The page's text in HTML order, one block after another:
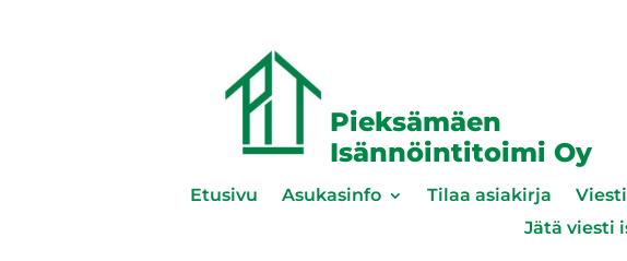
Pieksämäen
Isännöintitoimi Oy
Etusivu Asukasinfo Tilaa asiakirja
Jätä viesti